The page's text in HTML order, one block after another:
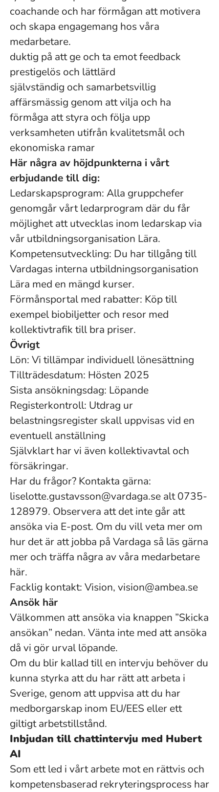
coachande och har förmågan att motivera
och skapa engagemang hos våra
medarbetare.
duktig på att ge och ta emot feedback
prestigelös och lättlärd
självständig och samarbetsvillig
affärsmässig genom att vilja och ha
förmåga att styra och följa upp
verksamheten utifrån kvalitetsmål och
ekonomiska ramar
Här några av höjdpunkterna i vårt
erbjudande till dig:
Ledarskapsprogram: Alla gruppchefer
genomgår vårt ledarprogram där du får
möjlighet att utvecklas inom ledarskap via
vår utbildningsorganisation Lära.
Kompetensutveckling: Du har tillgång till
Vardagas interna utbildningsorganisation
Lära med en mängd kurser.
Förmånsportal med rabatter: Köp till
exempel biobiljetter och resor med
kollektivtrafik till bra priser.
Övrigt
Lön: Vi tillämpar individuell lönesättning
Tillträdesdatum: Hösten 2025
Sista ansökningsdag: Löpande
Registerkontroll: Utdrag ur
belastningsregister skall uppvisas vid en
eventuell anställning
Självklart har vi även kollektivavtal och
försäkringar.
Har du frågor? Kontakta gärna:
liselotte.gustavsson@vardaga.se alt 0735-
128979. Observera att det inte går att
ansöka via E-post. Om du vill veta mer om
hur det är att jobba på Vardaga så läs gärna
mer och träffa några av våra medarbetare
här.
Facklig kontakt: Vision, vision@ambea.se
Ansök här
Välkommen att ansöka via knappen ”Skicka
ansökan” nedan. Vänta inte med att ansöka
då vi gör urval löpande.
Om du blir kallad till en intervju behöver du
kunna styrka att du har rätt att arbeta i
Sverige, genom att uppvisa att du har
medborgarskap inom EU/EES eller ett
giltigt arbetstillstånd.
Inbjudan till chattintervju med Hubert
AI
Som ett led i vårt arbete mot en rättvis och
kompetensbaserad rekryteringsprocess har